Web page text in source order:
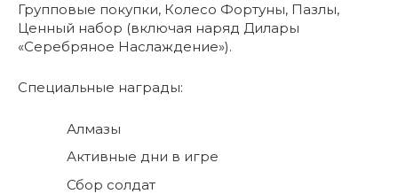
Групповые покупки, Колесо Фортуны, Пазлы,
Ценный набор (включая наряд Дилары
«Серебряное Наслаждение»).
Специальные награды:
Алмазы
Активные дни в игре
Сбор солдат